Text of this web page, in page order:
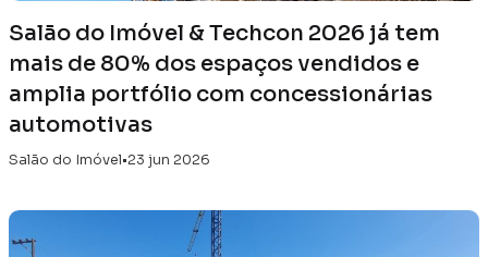
Salão do Imóvel & Techcon 2026 já tem
mais de 80% dos espaços vendidos e
amplia portfólio com concessionárias
automotivas
Salão do Imóvel•23 jun 2026